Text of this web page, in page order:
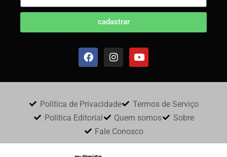
cadastrar
Política de Privacidade
Termos de Serviço
Política Editorial
Quem somos
Sobre
Fale Conosco